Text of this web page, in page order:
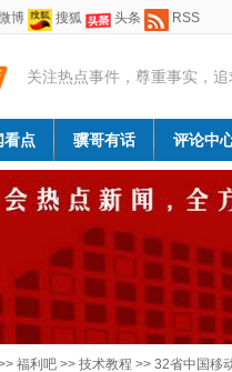
博 搜狐 头条 RSS
关注热点事件，尊重事实，
看点 骥哥有话 评论中
福利吧 >> 技术教程 >> 32省中国移